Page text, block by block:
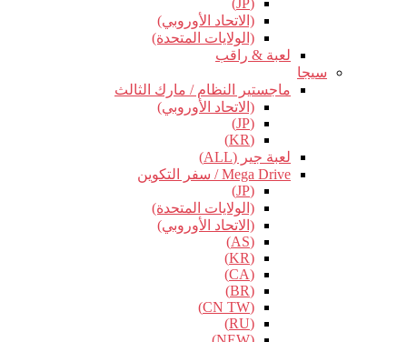
(JP)
(الاتحاد الأوروبي)
(الولايات المتحدة)
لعبة & راقب
سيجا
ماجستير النظام / مارك الثالث
(الاتحاد الأوروبي)
(JP)
(KR)
لعبة جير (ALL)
Mega Drive / سفر التكوين
(JP)
(الولايات المتحدة)
(الاتحاد الأوروبي)
(AS)
(KR)
(CA)
(BR)
(CN TW)
(RU)